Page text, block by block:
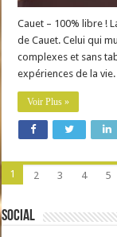
Cauet – 100% libre !
de Cauet. Celui qui
complexes et sans
expériences de la
Voir Plus »
1 2 3 4 5
Social